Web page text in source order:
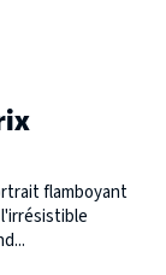
flamboyant